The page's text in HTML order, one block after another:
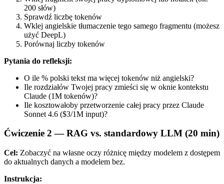
200 słów)
Sprawdź liczbę tokenów
Wklej angielskie tłumaczenie tego samego fragmentu (możesz
użyć DeepL)
Porównaj liczby tokenów
Pytania do refleksji:
O ile % polski tekst ma więcej tokenów niż angielski?
Ile rozdziałów Twojej pracy zmieści się w oknie kontekstu
Claude (1M tokenów)?
Ile kosztowałoby przetworzenie całej pracy przez Claude
Sonnet 4.6 ($3/1M input)?
Ćwiczenie 2 — RAG vs. standardowy LLM (20 min)
Cel: Zobaczyć na własne oczy różnicę między modelem z dostępem
do aktualnych danych a modelem bez.
Instrukcja: